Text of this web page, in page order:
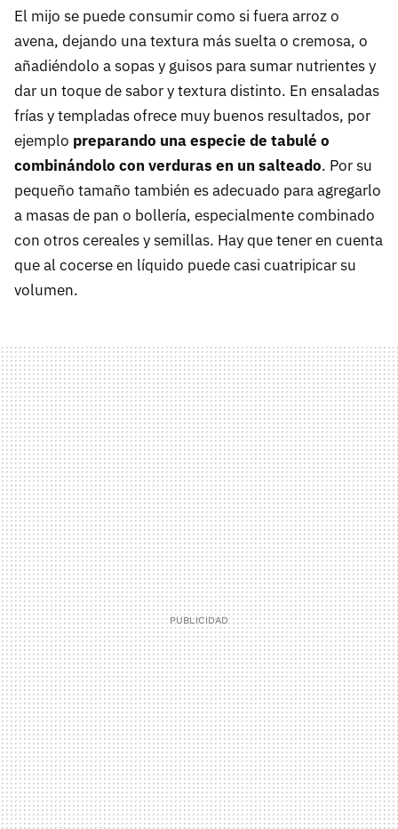
El mijo se puede consumir como si fuera arroz o
avena, dejando una textura más suelta o cremosa, o
añadiéndolo a sopas y guisos para sumar nutrientes y
dar un toque de sabor y textura distinto. En ensaladas
frías y templadas ofrece muy buenos resultados, por
ejemplo preparando una especie de tabulé o
combinándolo con verduras en un salteado. Por su
pequeño tamaño también es adecuado para agregarlo
a masas de pan o bollería, especialmente combinado
con otros cereales y semillas. Hay que tener en cuenta
que al cocerse en líquido puede casi cuatripicar su
volumen.